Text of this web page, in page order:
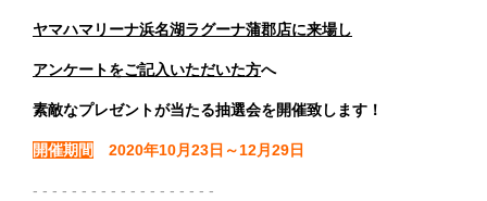
ヤマハマリーナ浜名湖ラグーナ蒲郡店に来場し
アンケートをご記入いただいた方へ
素敵なプレゼントが当たる抽選会を開催致します！
開催期間 2020年10月23日～12月29日
- - - - - - - - - - - - - - - - - - -